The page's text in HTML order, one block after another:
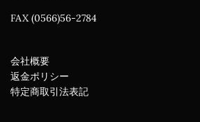
FAX (0566)56-2784
会社概要
返金ポリシー
特定商取引法表記